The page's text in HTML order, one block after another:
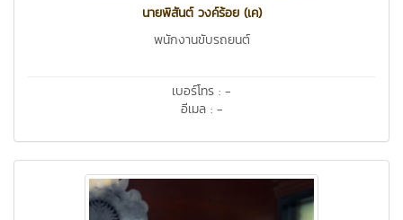
นายพิสันต์ วงค์ร้อย (เค)
พนักงานขับรถยนต์
เบอร์โทร : -
อีเมล : -